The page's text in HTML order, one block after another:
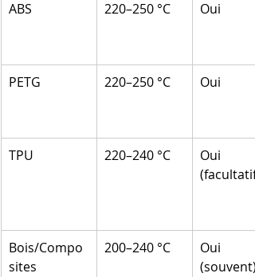
ABS 220–250 °C Oui
PETG 220–250 °C Oui
TPU 220–240 °C
Oui
(facultatif)
Bois/Compo
sites
200–240 °C
Oui
(souvent)